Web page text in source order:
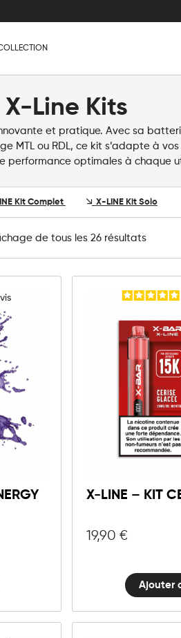
X-Line Kits
et pratique. Avec sa
MTL ou RDL, ce kit s’adapte à
performance optimales à chaque
Kit Complet X-LINE Kit Solo
de tous les 26 résultats
X-LINE – KIT
19,90 €
10mg
Ajouter